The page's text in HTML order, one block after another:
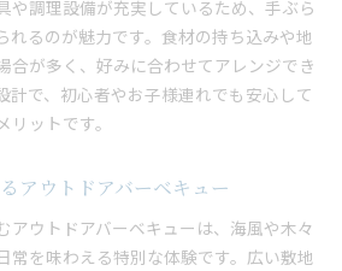
や調理設備が充実しているため、手ぶら
れるのが魅力です。食材の持ち込みや地
合が多く、好みに合わせてアレンジでき
計で、初心者やお子様連れでも安心して
ットです。
アウトドアバーベキュー
アウトドアバーベキューは、海風や木々
常を味わえる特別な体験です。広い敷地